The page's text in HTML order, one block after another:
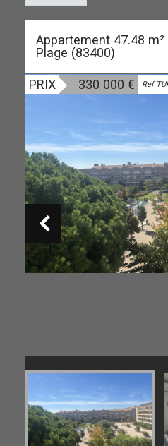
Appartement 47.48
Plage (83400)
PRIX 330 000 € Ref